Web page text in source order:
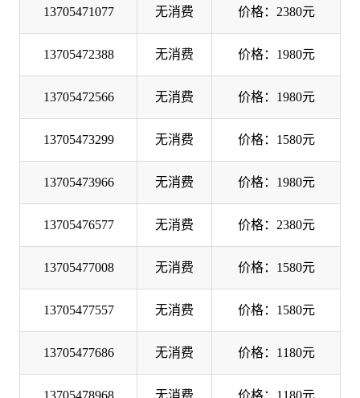
13705471077 无消费 价格：2380元
13705472388 无消费 价格：1980元
13705472566 无消费 价格：1980元
13705473299 无消费 价格：1580元
13705473966 无消费 价格：1980元
13705476577 无消费 价格：2380元
13705477008 无消费 价格：1580元
13705477557 无消费 价格：1580元
13705477686 无消费 价格：1180元
13705478968 无消费 价格：1180元